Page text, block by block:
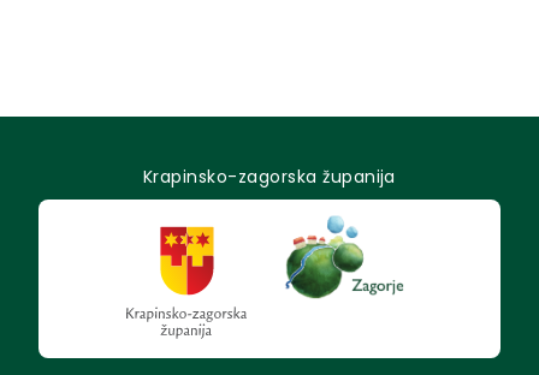
Krapinsko-zagorska županija